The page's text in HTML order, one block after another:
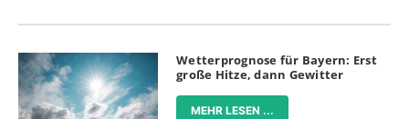
Wetterprognose für Bayern: Erst
große Hitze, dann Gewitter
MEHR LESEN ...